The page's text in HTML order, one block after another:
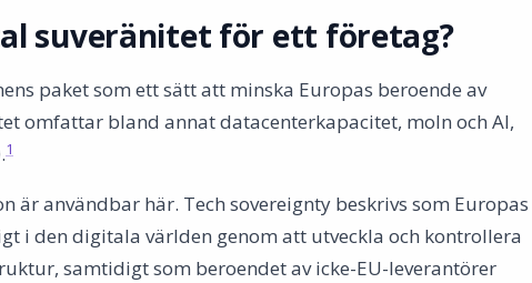
suveränitet för ett företag?
paket som ett sätt att minska Europas beroende av
omfattar bland annat datacenterkapacitet, moln och AI,
1
är användbar här. Tech sovereignty beskrivs som Europas
i den digitala världen genom att utveckla och kontrollera
samtidigt som beroendet av icke-EU-leverantörer